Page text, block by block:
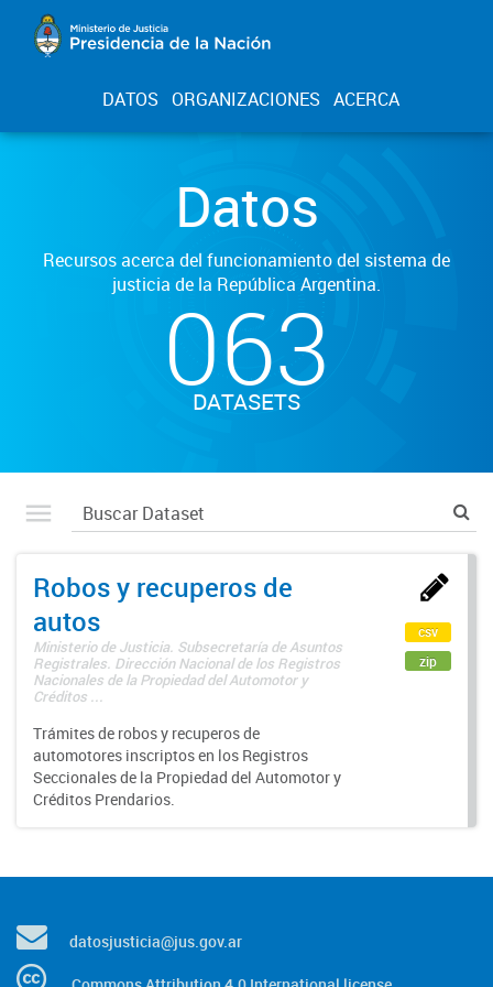
DATOS ORGANIZACIONES ACERCA
Datos
Recursos acerca del funcionamiento del sistema de
justicia de la República Argentina.
063
DATASETS
Robos y recuperos de
autos
Ministerio de Justicia. Subsecretaría de Asuntos
Registrales. Dirección Nacional de los Registros
Nacionales de la Propiedad del Automotor y
Créditos ...
Trámites de robos y recuperos de
automotores inscriptos en los Registros
Seccionales de la Propiedad del Automotor y
Créditos Prendarios.
csv
zip
datosjusticia@jus.gov.ar